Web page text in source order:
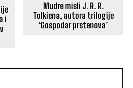
i
Mudre misli J. R. R.
Tolkiena, autora trilogije
‘Gospodar prstenova’